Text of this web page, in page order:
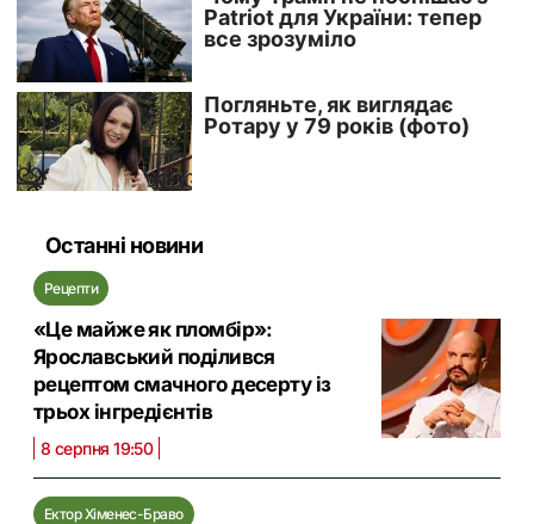
Останні новини
Рецепти
«Це майже як пломбір»:
Ярославський поділився
рецептом смачного десерту із
трьох інгредієнтів
8 серпня 19:50
Ектор Хіменес-Браво